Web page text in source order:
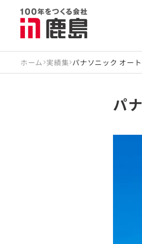
ホーム 実績集 パナソニック オー
パ